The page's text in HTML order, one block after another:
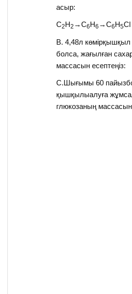
асыр:
C2H2 →C6H6 →C6H5
В. 4,48л көмірқышқыл
болса, жағылған
массасын есептеңіз:
С.Шығымы 60
қышқылыалуға
глюкозаның